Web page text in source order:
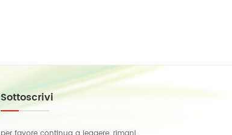
Sottoscrivi